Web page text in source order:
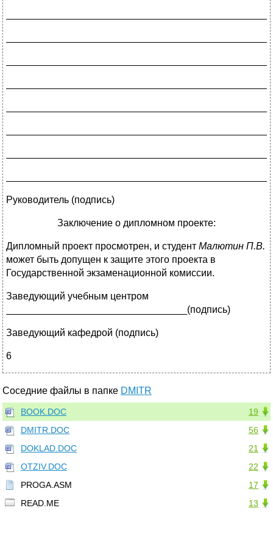
Руководитель (подпись)
Заключение о дипломном проекте:
Дипломный проект просмотрен, и студент Малютин П.В.
может быть допущен к защите этого проекта в
Государственной экзаменационной комиссии.
Заведующий учебным центром
_________________________________(подпись)
Заведующий кафедрой (подпись)
6
Соседние файлы в папке DMITR
19
BOOK.DOC
56
DMITR.DOC
21
DOKLAD.DOC
22
OTZIV.DOC
17
PROGA.ASM
13
READ.ME